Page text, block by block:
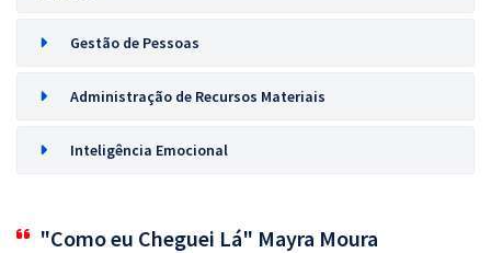
Gestão de Pessoas
Administração de Recursos Materiais
Inteligência Emocional
"Como eu Cheguei Lá" Mayra Moura